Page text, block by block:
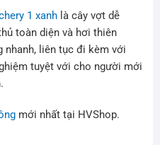
1 xanh là cây vợt dễ
toàn diện và hơi thiên
nhanh, liên tục đi kèm với
tuyệt với cho người mới
mới nhất tại HVShop.